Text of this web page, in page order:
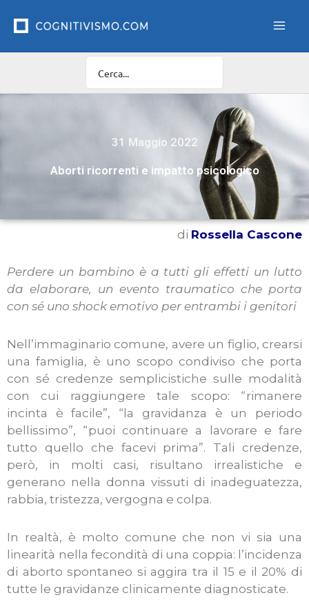
31 Maggio 2022
Aborti ricorrenti e impatto psicologico
di Rossella Cascone
Perdere un bambino è a tutti gli effetti un lutto
da elaborare, un evento traumatico che porta
con sé uno shock emotivo per entrambi i genitori
Nell’immaginario comune, avere un figlio, crearsi
una famiglia, è uno scopo condiviso che porta
con sé credenze semplicistiche sulle modalità
con cui raggiungere tale scopo: “rimanere
incinta è facile”, “la gravidanza è un periodo
bellissimo”, “puoi continuare a lavorare e fare
tutto quello che facevi prima”. Tali credenze,
però, in molti casi, risultano irrealistiche e
generano nella donna vissuti di inadeguatezza,
rabbia, tristezza, vergogna e colpa.
In realtà, è molto comune che non vi sia una
linearità nella fecondità di una coppia: l’incidenza
di aborto spontaneo si aggira tra il 15 e il 20% di
tutte le gravidanze clinicamente diagnosticate.